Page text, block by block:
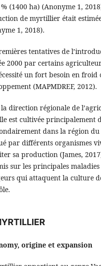
(1400 ha) (Anonyme 1,
de myrtillier était
1, 2018).
tentatives de
2000 par certains
un fort besoin en
(MAPMDREF, 2012).
la direction régionale de
est cultivée principalement
dans la région
par différents organismes
sa production (James,
sur les principales
qui attaquent la culture
origine et expansion